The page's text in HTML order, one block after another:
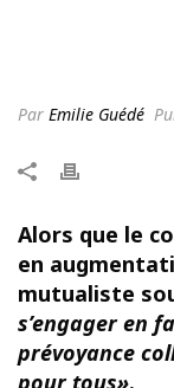
Par Emilie Guédé
Alors que le
en
mutualiste
s’engager en
prévoyance